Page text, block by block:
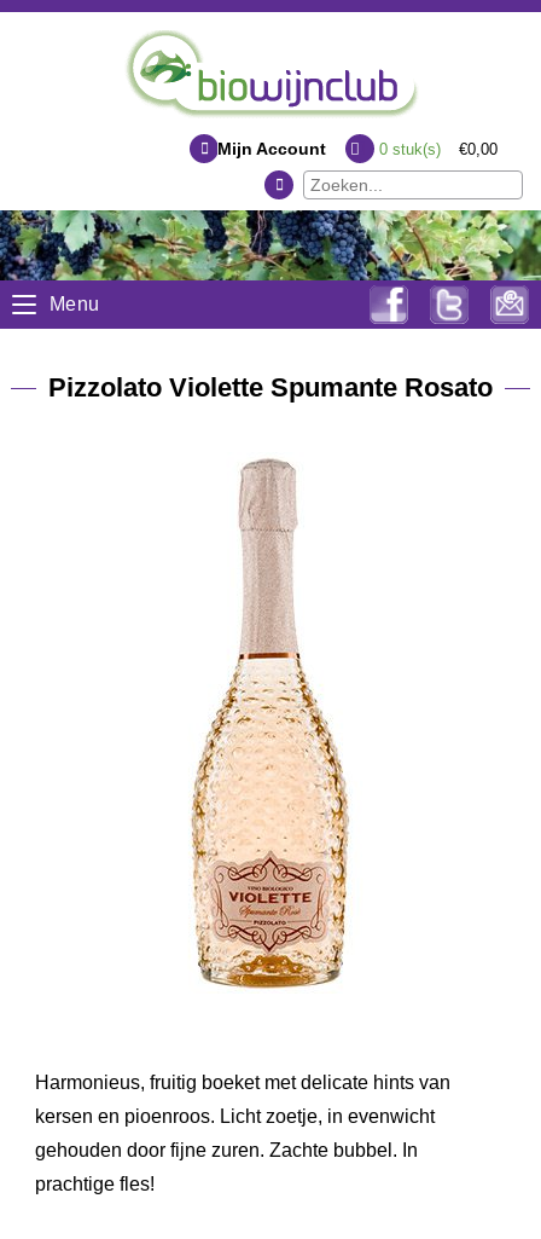
Mijn Account 0stuk(s) €0,00
Menu
Pizzolato Violette Spumante Rosato
Harmonieus, fruitig boeket met delicate hints van
kersen en pioenroos. Licht zoetje, in evenwicht
gehouden door fijne zuren. Zachte bubbel. In
prachtige fles!